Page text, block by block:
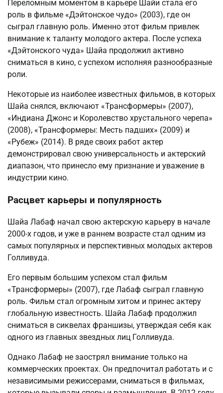
Переломным моментом в карьере Шайи стала его
роль в фильме «Дэйтонское чудо» (2003), где он
сыграл главную роль. Именно этот фильм привлек
внимание к таланту молодого актера. После успеха
«Дэйтонского чуда» Шайа продолжил активно
сниматься в кино, с успехом исполняя разнообразные
роли.
Некоторые из наиболее известных фильмов, в которых
Шайа снялся, включают «Трансформеры» (2007),
«Индиана Джонс и Королевство хрустального черепа»
(2008), «Трансформеры: Месть падших» (2009) и
«Рубеж» (2014). В ряде своих работ актер
демонстрировал свою универсальность и актерский
диапазон, что принесло ему признание и уважение в
индустрии кино.
Расцвет карьеры и популярность
Шайа Лабаф начал свою актерскую карьеру в начале
2000-х годов, и уже в раннем возрасте стал одним из
самых популярных и перспективных молодых актеров
Голливуда.
Его первым большим успехом стал фильм
«Трансформеры» (2007), где Лабаф сыграл главную
роль. Фильм стал огромным хитом и принес актеру
глобальную известность. Шайа Лабаф продолжил
сниматься в сиквелах франшизы, утверждая себя как
одного из главных звездных лиц Голливуда.
Однако Лабаф не заострял внимание только на
коммерческих проектах. Он предпочитал работать и с
независимыми режиссерами, сниматься в фильмах,